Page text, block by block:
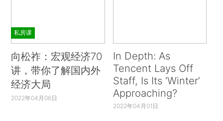
私房课
向松祚：宏观经济70
讲，带你了解国内外
经济大局
2022年04月06日
In Depth: As
Tencent Lays Off
Staff, Is Its ‘Winter’
Approaching?
2022年04月01日